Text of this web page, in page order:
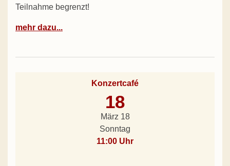
Teilnahme begrenzt!
mehr dazu...
Konzertcafé
18
März 18
Sonntag
11:00 Uhr